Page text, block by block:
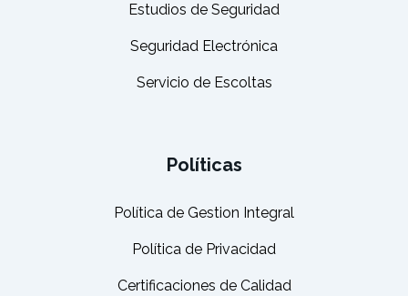
Estudios de Seguridad
Seguridad Electrónica
Servicio de Escoltas
Políticas
Política de Gestion Integral
Política de Privacidad
Certificaciones de Calidad